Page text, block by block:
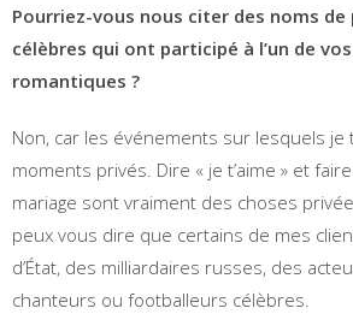
Pourriez-vous nous citer des noms
célèbres qui ont participé à l’un de
romantiques ?
Non, car les événements sur lesquels je
moments privés. Dire « je t’aime » et
mariage sont vraiment des choses
peux vous dire que certains de mes
d’État, des milliardaires russes, des
chanteurs ou footballeurs célèbres.